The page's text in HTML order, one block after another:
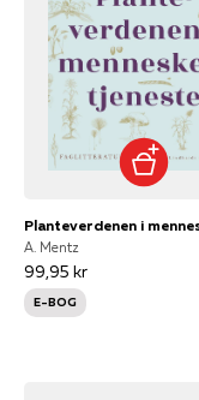
A. Mentz
99,95 kr
E-BOG